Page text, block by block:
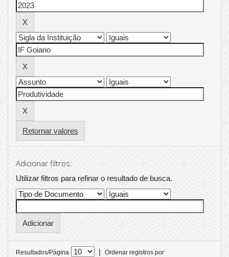
Retornar valores
Adicionar filtros:
Utilizar filtros para refinar o resultado de busca.
Resultados/Página |
Ordenar registros por